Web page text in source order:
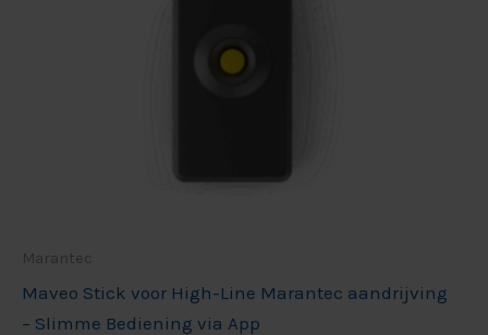
Marantec
Maveo Stick voor High-Line Marantec aandrijving
– Slimme Bediening via App